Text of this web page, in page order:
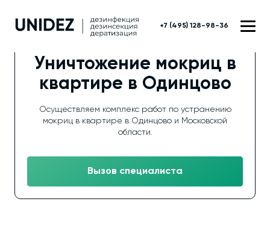
+7 (495) 128-98-36
Уничтожение мокриц в
квартире в Одинцово
Осуществляем комплекс работ по устранению
мокриц в квартире в Одинцово и Московской
области.
Вызов специалиста